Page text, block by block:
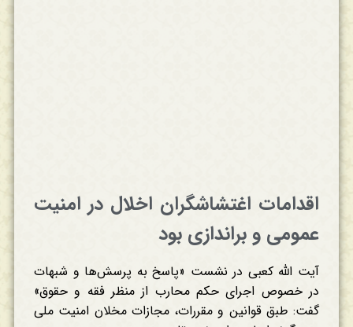
اقدامات اغتشاشگران اخلال در امنیت
عمومی و براندازی بود
آیت الله کعبی در نشست «پاسخ به پرسش‌ها و شبهات
در خصوص اجرای حکم محارب از منظر فقه و حقوق»
گفت: طبق قوانین و مقررات، مجازات مخلان امنیت ملی